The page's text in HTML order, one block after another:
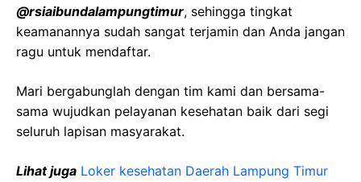
@rsiaibundalampungtimur, sehingga tingkat
keamanannya sudah sangat terjamin dan Anda jangan
ragu untuk mendaftar.
Mari bergabunglah dengan tim kami dan bersama-
sama wujudkan pelayanan kesehatan baik dari segi
seluruh lapisan masyarakat.
Lihat juga Loker kesehatan Daerah Lampung Timur